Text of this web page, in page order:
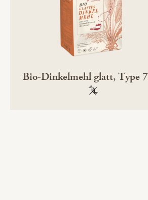
Bio-Dinkelmehl glatt, Type
100 %